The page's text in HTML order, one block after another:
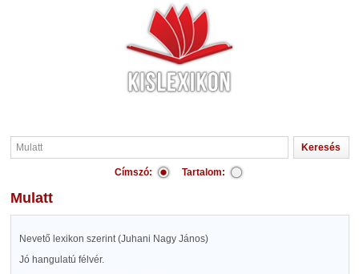
Címszó: Tartalom:
Mulatt
Nevető lexikon szerint (Juhani Nagy János)
Jó hangulatú félvér.